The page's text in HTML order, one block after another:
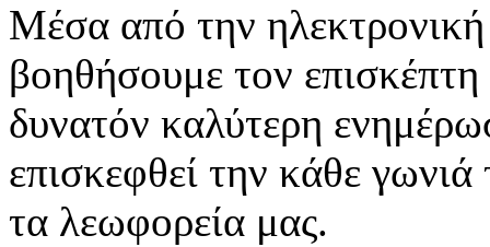
Μέσα από την ηλεκτρονική
βοηθήσουμε τον
δυνατόν καλύτερη
επισκεφθεί την κάθε
τα λεωφορεία μας.